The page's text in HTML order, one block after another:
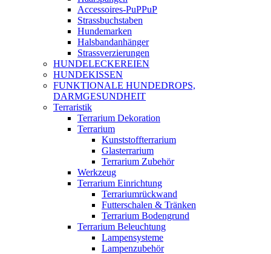
Accessoires-PuPPuP
Strassbuchstaben
Hundemarken
Halsbandanhänger
Strassverzierungen
HUNDELECKEREIEN
HUNDEKISSEN
FUNKTIONALE HUNDEDROPS,
DARMGESUNDHEIT
Terraristik
Terrarium Dekoration
Terrarium
Kunststoffterrarium
Glasterrarium
Terrarium Zubehör
Werkzeug
Terrarium Einrichtung
Terrariumrückwand
Futterschalen & Tränken
Terrarium Bodengrund
Terrarium Beleuchtung
Lampensysteme
Lampenzubehör